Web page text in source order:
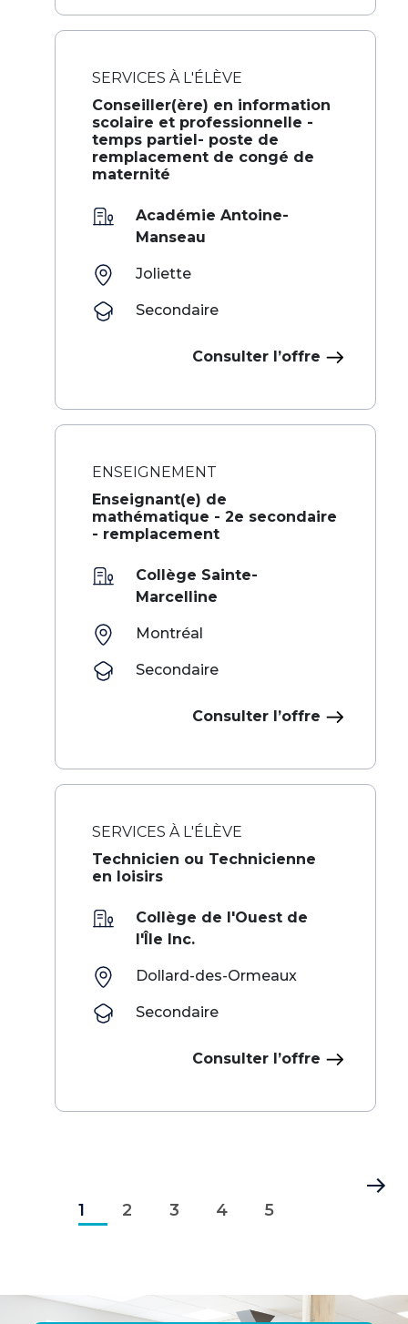
SERVICES À L'ÉLÈVE
Conseiller(ère) en information
scolaire et professionnelle -
temps partiel- poste de
remplacement de congé de
maternité
Académie Antoine-
Manseau
Joliette
Secondaire
Consulter l’offre
ENSEIGNEMENT
Enseignant(e) de
mathématique - 2e secondaire
- remplacement
Collège Sainte-
Marcelline
Montréal
Secondaire
Consulter l’offre
SERVICES À L'ÉLÈVE
Technicien ou Technicienne
en loisirs
Collège de l'Ouest de
l'Île Inc.
Dollard-des-Ormeaux
Secondaire
Consulter l’offre
courante
1
2
3
4
5
Dernière